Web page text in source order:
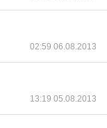
02:59 06.08.2013
13:19 05.08.2013